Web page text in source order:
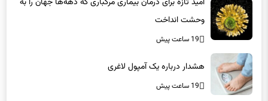
وحشت انداخت
19 ساعت پیش
هشدار درباره یک آمپول لاغری
19 ساعت پیش